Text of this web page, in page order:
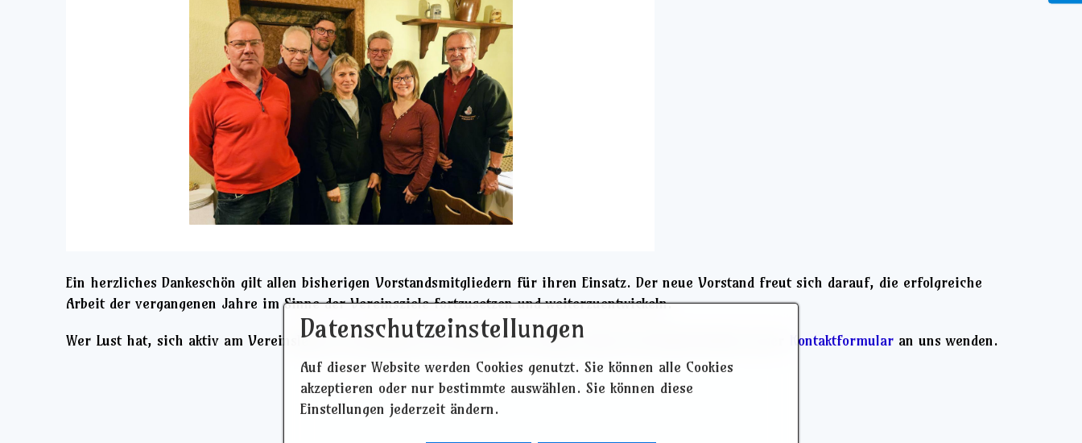
Ein herzliches Dankeschön gilt allen bisherigen Vorstandsmitgliedern für ihren Einsatz. Der neue Vorstand freut sich darauf, die erfolgreiche
Arbeit der vergangenen Jahre im Sinne der Vereinsziele fortzusetzen und weiterzuentwickeln.
Wer Lust hat, sich aktiv am Vereinsleben zu beteiligen oder Mitglied zu werden, kann sich jederzeit über unser
Kontaktformular an uns wenden.
Datenschutzeinstellungen
Auf dieser Website werden Cookies genutzt. Sie können alle Cookies
akzeptieren oder nur bestimmte auswählen. Sie können diese
Einstellungen jederzeit ändern.